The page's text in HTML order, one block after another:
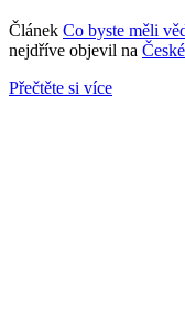
Článek Co byste měli
nejdříve objevil na
Přečtěte si více